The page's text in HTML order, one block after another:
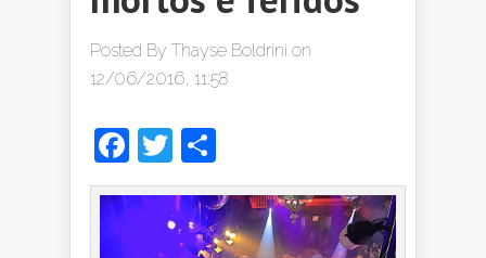
Posted By Thayse Boldrini on
12/06/2016, 11:58
Facebook
Twitter